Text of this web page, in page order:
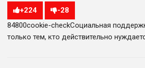
+224 -28
84800cookie-checkСоциальная
только тем, кто действительно